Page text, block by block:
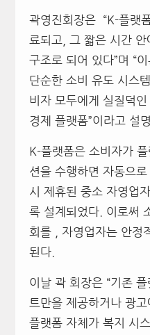
곽영진회장은
“K-플랫
료되고, 그 짧은 시간
구조로 되어 있다”며 “
단순한 소비 유도 시스
비자 모두에게 실질덕
경제 플랫폼”이라고 설
K-플랫폼은 소비자가
션을 수행하면 자동으
시 제휴된 중소 자영업
록 설계되었다. 이로써
회를 , 자영업자는 안정
된다.
이날 곽 회장은 “기존
트만을 제공하거나 광
플랫폼 자체가 복지 시